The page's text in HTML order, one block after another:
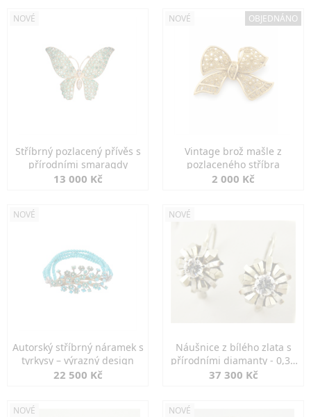
NOVÉ
Stříbrný pozlacený přívěs s
přírodními smaragdy
13 000 Kč
NOVÉ OBJEDNÁNO
Vintage brož mašle z
pozlaceného stříbra
2 000 Kč
NOVÉ
Autorský stříbrný náramek s
tyrkysy – výrazný design
22 500 Kč
NOVÉ
Náušnice z bílého zlata s
přírodními diamanty - 0,30
ct
37 300 Kč
NOVÉ NOVÉ